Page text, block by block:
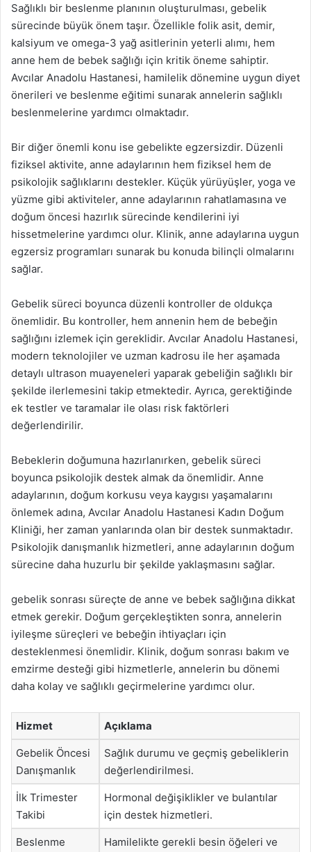
Sağlıklı bir beslenme planının oluşturulması, gebelik
sürecinde büyük önem taşır. Özellikle folik asit, demir,
kalsiyum ve omega-3 yağ asitlerinin yeterli alımı, hem
anne hem de bebek sağlığı için kritik öneme sahiptir.
Avcılar Anadolu Hastanesi, hamilelik dönemine uygun diyet
önerileri ve beslenme eğitimi sunarak annelerin sağlıklı
beslenmelerine yardımcı olmaktadır.
Bir diğer önemli konu ise gebelikte egzersizdir. Düzenli
fiziksel aktivite, anne adaylarının hem fiziksel hem de
psikolojik sağlıklarını destekler. Küçük yürüyüşler, yoga ve
yüzme gibi aktiviteler, anne adaylarının rahatlamasına ve
doğum öncesi hazırlık sürecinde kendilerini iyi
hissetmelerine yardımcı olur. Klinik, anne adaylarına uygun
egzersiz programları sunarak bu konuda bilinçli olmalarını
sağlar.
Gebelik süreci boyunca düzenli kontroller de oldukça
önemlidir. Bu kontroller, hem annenin hem de bebeğin
sağlığını izlemek için gereklidir. Avcılar Anadolu Hastanesi,
modern teknolojiler ve uzman kadrosu ile her aşamada
detaylı ultrason muayeneleri yaparak gebeliğin sağlıklı bir
şekilde ilerlemesini takip etmektedir. Ayrıca, gerektiğinde
ek testler ve taramalar ile olası risk faktörleri
değerlendirilir.
Bebeklerin doğumuna hazırlanırken, gebelik süreci
boyunca psikolojik destek almak da önemlidir. Anne
adaylarının, doğum korkusu veya kaygısı yaşamalarını
önlemek adına, Avcılar Anadolu Hastanesi Kadın Doğum
Kliniği, her zaman yanlarında olan bir destek sunmaktadır.
Psikolojik danışmanlık hizmetleri, anne adaylarının doğum
sürecine daha huzurlu bir şekilde yaklaşmasını sağlar.
gebelik sonrası süreçte de anne ve bebek sağlığına dikkat
etmek gerekir. Doğum gerçekleştikten sonra, annelerin
iyileşme süreçleri ve bebeğin ihtiyaçları için
desteklenmesi önemlidir. Klinik, doğum sonrası bakım ve
emzirme desteği gibi hizmetlerle, annelerin bu dönemi
daha kolay ve sağlıklı geçirmelerine yardımcı olur.
Hizmet Açıklama
Gebelik Öncesi
Danışmanlık
Sağlık durumu ve geçmiş gebeliklerin
değerlendirilmesi.
İlk Trimester
Takibi
Hormonal değişiklikler ve bulantılar
için destek hizmetleri.
Beslenme
Hamilelikte gerekli besin öğeleri ve